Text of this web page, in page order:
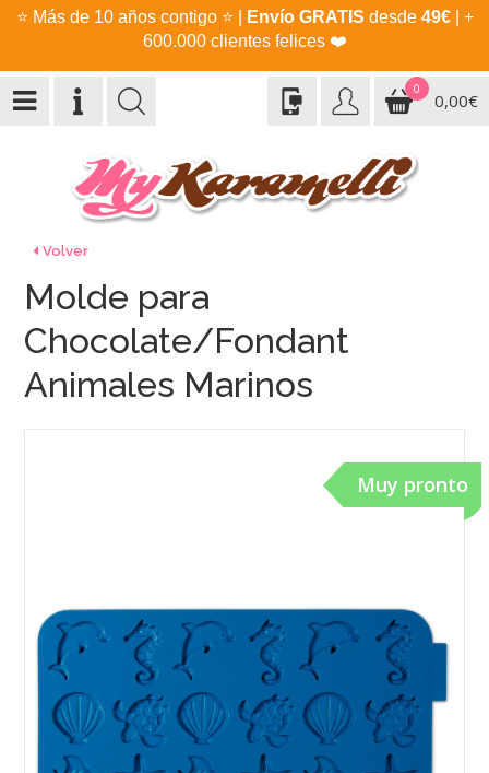
⭐ Más de 10 años contigo ⭐ Envío GRATIS desde 49€| +
600.000 clientes felices ❤️
0
0,00€
Volver
Muy pronto
Molde para
Chocolate/Fondant
Animales Marinos